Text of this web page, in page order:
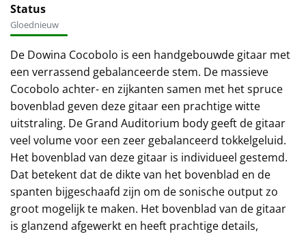
Status
Gloednieuw
De Dowina Cocobolo is een handgebouwde gitaar met
een verrassend gebalanceerde stem. De massieve
Cocobolo achter- en zijkanten samen met het spruce
bovenblad geven deze gitaar een prachtige witte
uitstraling. De Grand Auditorium body geeft de gitaar
veel volume voor een zeer gebalanceerd tokkelgeluid.
Het bovenblad van deze gitaar is individueel gestemd.
Dat betekent dat de dikte van het bovenblad en de
spanten bijgeschaafd zijn om de sonische output zo
groot mogelijk te maken. Het bovenblad van de gitaar
is glanzend afgewerkt en heeft prachtige details,